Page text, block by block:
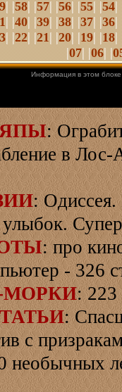
| |58||57| |56| |55| |54|
| |40| |39| |38| |37| |36|
| |22| |21| |20| |19| |18|
|07| |06| |
Информация в этом
:
в Лос-
:
: про
- 326
МОРКИ: 223
:
с
необычных